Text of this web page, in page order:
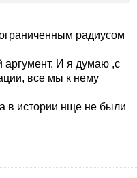
радиусом
аргумент. И я думаю ,с
все мы к нему
в истории нще не были